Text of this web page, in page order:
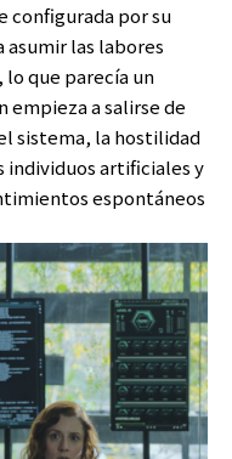
configurada por su
asumir las labores
lo que parecía un
a salirse de
sistema, la hostilidad
individuos artificiales y
espontáneos